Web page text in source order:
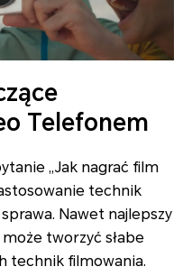
Telefonem
„Jak nagrać film
technik
Nawet najlepszy
tworzyć słabe
technik filmowania.